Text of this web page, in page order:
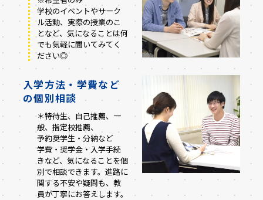
学校のイベントやサーク
ル活動、実際の授業のこ
となど、気になることは何
でも気軽に聞いてみてく
ださい◎
入学方法・学費など
の個別相談
＊特待生、自己推薦、一
般、指定校推薦、
予約奨学生・分納など
学費・奨学金・入学手続
きなど、気になることを個
別で相談できます。進路に
関する不安や疑問も、教
員が丁寧にお答えします。